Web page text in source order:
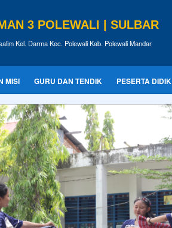
3 POLEWALI | SULBAR
Kel. Darma Kec. Polewali Kab. Polewali Mandar
MISI GURU DAN TENDIK PESERTA DIDIK